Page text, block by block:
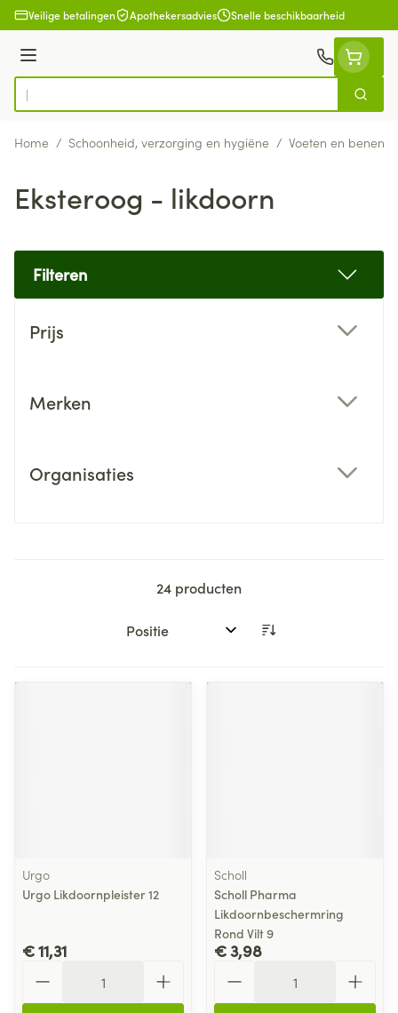
Ga naar de inhoud
Veilige betalingen Apothekersadvies Snelle beschikbaarheid
Menu
Product, merk, categorie...
Zoek
Home / Schoonheid, verzorging en hygiëne / Voeten en benen
Eksteroog - likdoorn
Filteren
Prijs
Merken
Organisaties
24 producten
Sorteer op:
Urgo
Urgo Likdoornpleister 12
€ 11,31
Scholl
Scholl Pharma
Likdoornbeschermring
Rond Vilt 9
€ 3,98